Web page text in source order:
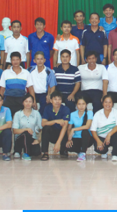
cập
Nam